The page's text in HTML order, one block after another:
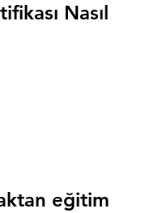
Nasıl
eğitim